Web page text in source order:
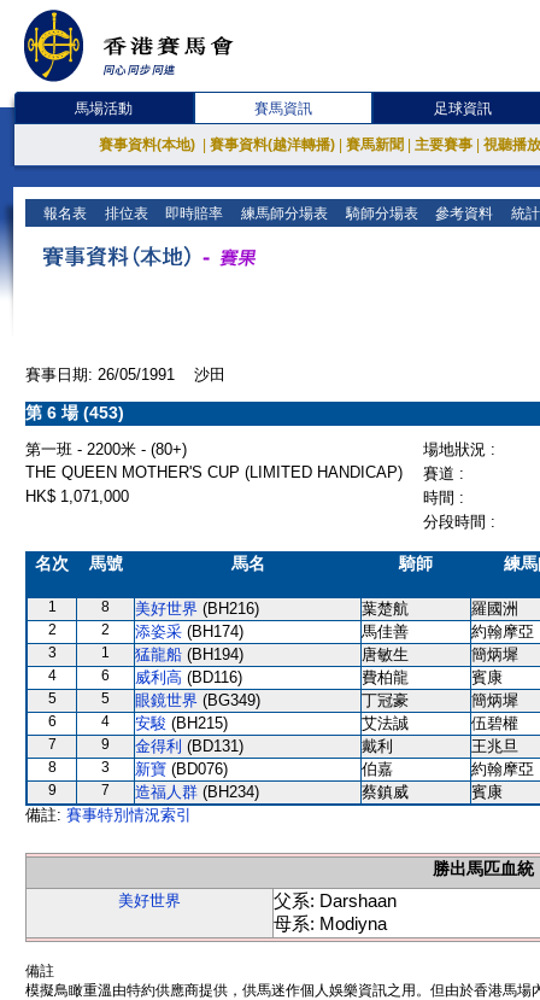
馬場活動 賽馬資訊 足球資訊
賽事資料(本地) 賽事資料(越洋轉播) 賽馬新聞 主要賽事 視聽播
報名表 排位表 即時賠率 練馬師分場表 騎師分場表 參考資料 統
賽事日期: 26/05/1991 沙田
第 6 場 (453)
第一班 - 2200米 - (80+)
場地狀況 :
THE QUEEN MOTHER'S CUP (LIMITED HANDICAP)
賽道 :
HK$ 1,071,000
時間 :
分段時間 :
名次 馬號 馬名 騎師 練
1 8 美好世界 (BH216) 葉楚航 羅國洲
2 2 添姿采 (BH174) 馬佳善 約翰摩亞
3 1 猛龍船 (BH194) 唐敏生 簡炳墀
4 6 威利高 (BD116) 費柏龍 賓康
5 5 眼鏡世界 (BG349) 丁冠豪 簡炳墀
6 4 安駿 (BH215) 艾法誠 伍碧權
7 9 金得利 (BD131) 戴利 王兆旦
8 3 新寶 (BD076) 伯嘉 約翰摩亞
9 7 造福人群 (BH234) 蔡鎮威
賓康
備註: 賽事特別情況索引
勝出馬匹血統
美好世界
父系: Darshaan
母系: Modiyna
備註
模擬鳥瞰重溫由特約供應商提供，供馬迷作個人娛樂資訊之用。但由於香港馬